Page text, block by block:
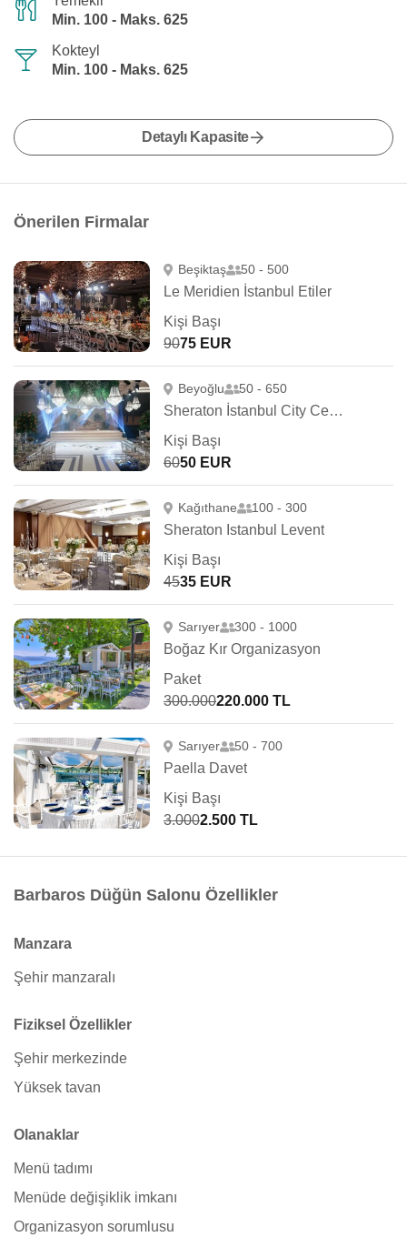
Min. 100 - Maks. 625
Kokteyl
Min. 100 - Maks. 625
Detaylı Kapasite
Önerilen Firmalar
Beşiktaş 50 - 500
Le Meridien İstanbul Etiler
Kişi Başı
9075 EUR
Beyoğlu 50 - 650
Sheraton İstanbul City Center
Kişi Başı
6050 EUR
Kağıthane 100 - 300
Sheraton Istanbul Levent
Kişi Başı
4535 EUR
Sarıyer 300 - 1000
Boğaz Kır Organizasyon
Paket
300.000220.000 TL
Sarıyer 50 - 700
Paella Davet
Kişi Başı
3.0002.500 TL
Barbaros Düğün Salonu Özellikler
Manzara
Şehir manzaralı
Fiziksel Özellikler
Şehir merkezinde
Yüksek tavan
Olanaklar
Menü tadımı
Menüde değişiklik imkanı
Organizasyon sorumlusu